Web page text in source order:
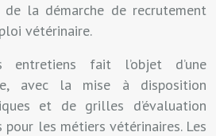
de la démarche de recrutement
vétérinaire.
entretiens fait l’objet d’une
avec la mise à disposition
et de grilles d’évaluation
pour les métiers vétérinaires. Les